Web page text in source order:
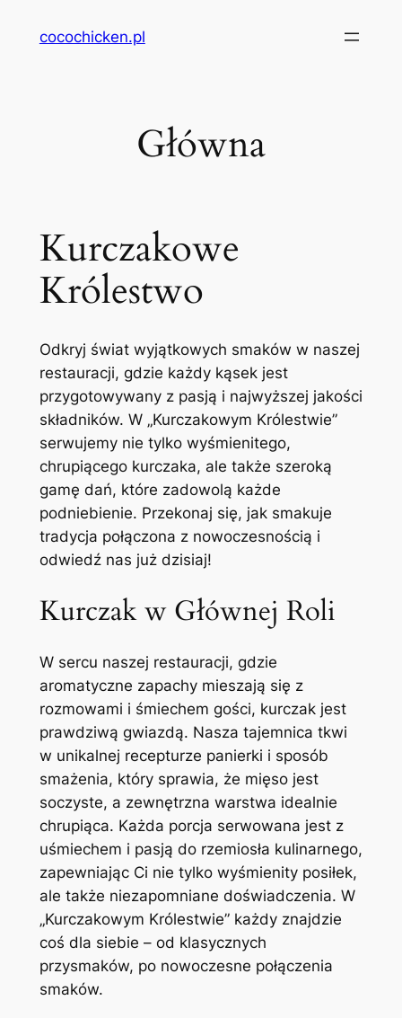
cocochicken.pl
Główna
Kurczakowe
Królestwo
Odkryj świat wyjątkowych smaków w naszej
restauracji, gdzie każdy kąsek jest
przygotowywany z pasją i najwyższej jakości
składników. W „Kurczakowym Królestwie”
serwujemy nie tylko wyśmienitego,
chrupiącego kurczaka, ale także szeroką
gamę dań, które zadowolą każde
podniebienie. Przekonaj się, jak smakuje
tradycja połączona z nowoczesnością i
odwiedź nas już dzisiaj!
Kurczak w Głównej Roli
W sercu naszej restauracji, gdzie
aromatyczne zapachy mieszają się z
rozmowami i śmiechem gości, kurczak jest
prawdziwą gwiazdą. Nasza tajemnica tkwi
w unikalnej recepturze panierki i sposób
smażenia, który sprawia, że mięso jest
soczyste, a zewnętrzna warstwa idealnie
chrupiąca. Każda porcja serwowana jest z
uśmiechem i pasją do rzemiosła kulinarnego,
zapewniając Ci nie tylko wyśmienity posiłek,
ale także niezapomniane doświadczenia. W
„Kurczakowym Królestwie” każdy znajdzie
coś dla siebie – od klasycznych
przysmaków, po nowoczesne połączenia
smaków.